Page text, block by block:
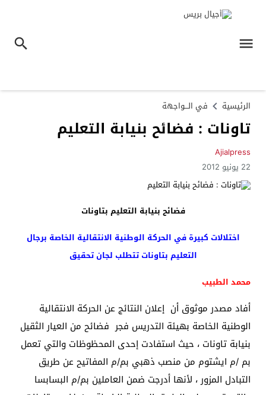
الرئيسية في الـــواجهة
تاونات : فضائح بنيابة التعليم
Ajialpress
22 يونيو 2012
فضائح بنيابة التعليم بتاونات
اختلالات كبيرة في الحركة الوطنية الانتقالية الخاصة برجال
التعليم بتاونات تتطلب لجان تحقيق
محمد الطبيب
أفاد مصدر موثوق أن إعلان النتائج عن الحركة الانتقالية
الوطنية الخاصة بهيئة التدريس فجر فضائح من العيار الثقيل
بنيابة تاونات ، حيث استفادت إحدى المحظوظات والتي تعمل
بم /م ايشتوم من منصب ذهبي بم/م المفاتيح عن طريق
التبادل المزور ، لأنها أدرجت ضمن العاملين بم/م البسابسا